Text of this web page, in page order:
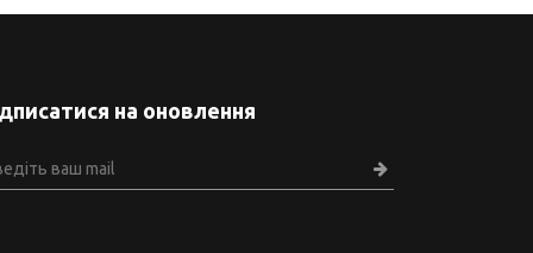
на оновлення